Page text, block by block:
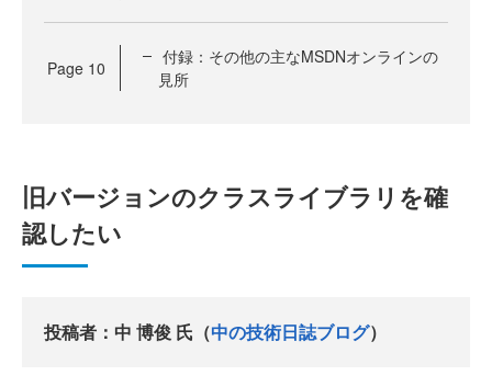
Page 10
付録：その他の主なMSDNオンラインの
見所
旧バージョンのクラスライブラリを確
認したい
投稿者：中 博俊 氏（中の技術日誌ブログ）